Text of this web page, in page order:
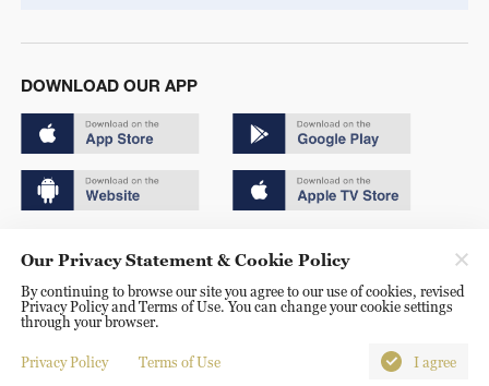
DOWNLOAD OUR APP
京ICP备20000184号
京公网安备 11010502050052号
Disinformation report hotline: 010-85061466
Our Privacy Statement & Cookie Policy
By continuing to browse our site you agree to our use of cookies, revised
Privacy Policy and Terms of Use. You can change your cookie settings
through your browser.
Privacy Policy Terms of Use I agree